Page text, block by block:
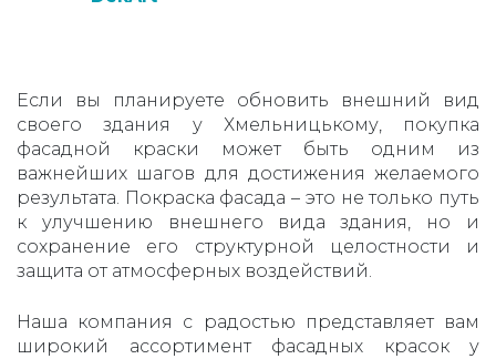
Если вы планируете обновить внешний вид
своего здания у Хмельницькому, покупка
фасадной краски может быть одним из
важнейших шагов для достижения желаемого
результата. Покраска фасада – это не только путь
к улучшению внешнего вида здания, но и
сохранение его структурной целостности и
защита от атмосферных воздействий.
Наша компания с радостью представляет вам
широкий ассортимент фасадных красок у